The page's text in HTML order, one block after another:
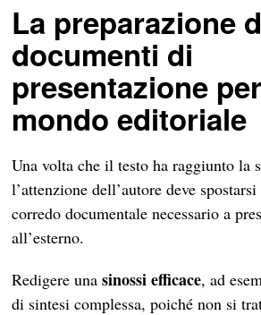
La preparazione
documenti di
presentazione
mondo editoriale
Una volta che il testo ha raggiunto la
l’attenzione dell’autore deve
corredo documentale necessario a
all’esterno.
Redigere unasinossi efficace, ad
di sintesi complessa, poiché non si